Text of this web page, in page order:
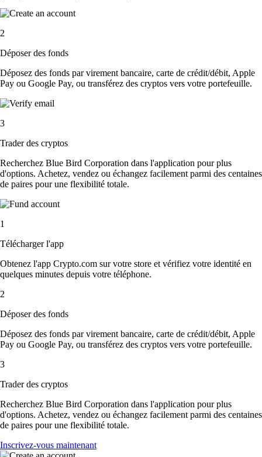
2
Déposer des fonds
Déposez des fonds par virement bancaire, carte de crédit/débit, Apple
Pay ou Google Pay, ou transférez des cryptos vers votre portefeuille.
3
Trader des cryptos
Recherchez Blue Bird Corporation dans l'application pour plus
d'options. Achetez, vendez ou échangez facilement parmi des centaines
de paires pour une flexibilité totale.
1
Télécharger l'app
Obtenez l'app Crypto.com sur votre store et vérifiez votre identité en
quelques minutes depuis votre téléphone.
2
Déposer des fonds
Déposez des fonds par virement bancaire, carte de crédit/débit, Apple
Pay ou Google Pay, ou transférez des cryptos vers votre portefeuille.
3
Trader des cryptos
Recherchez Blue Bird Corporation dans l'application pour plus
d'options. Achetez, vendez ou échangez facilement parmi des centaines
de paires pour une flexibilité totale.
Inscrivez-vous maintenant